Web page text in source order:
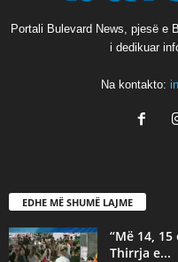
Portali Bulevard News, pjesë e
i dedikuar
Na kontakto:
EDHE MË SHUMË LAJME
“Më 14,
Thirrja e...